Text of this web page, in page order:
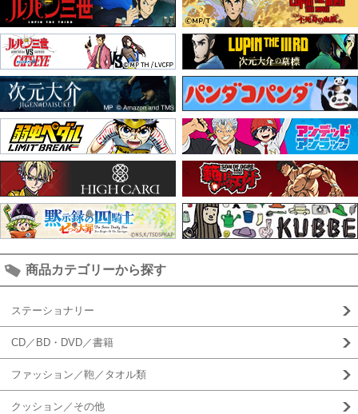
商品カテゴリーから探す
ステーショナリー
CD／BD・DVD／書籍
ファッション／鞄／タオル類
クッション／その他